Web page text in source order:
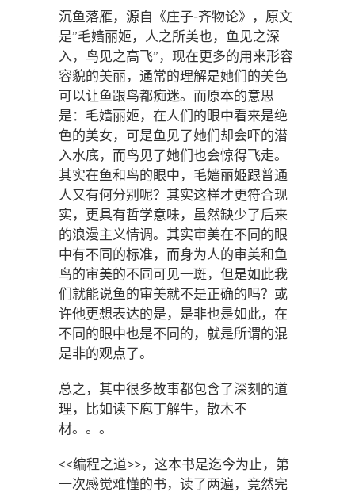
沉鱼落雁，源自《庄子-齐物论》，原文
是”毛嫱丽姬，人之所美也，鱼见之深
入，鸟见之高飞”，现在更多的用来形容
容貌的美丽，通常的理解是她们的美色
可以让鱼跟鸟都痴迷。而原本的意思
是：毛嫱丽姬，在人们的眼中看来是绝
色的美女，可是鱼见了她们却会吓的潜
入水底，而鸟见了她们也会惊得飞走。
其实在鱼和鸟的眼中，毛嫱丽姬跟普通
人又有何分别呢？其实这样才更符合现
实，更具有哲学意味，虽然缺少了后来
的浪漫主义情调。其实审美在不同的眼
中有不同的标准，而身为人的审美和鱼
鸟的审美的不同可见一斑，但是如此我
们就能说鱼的审美就不是正确的吗？或
许他更想表达的是，是非也是如此，在
不同的眼中也是不同的，就是所谓的混
是非的观点了。
总之，其中很多故事都包含了深刻的道
理，比如读下庖丁解牛，散木不
材。。。
<<编程之道>>，这本书是迄今为止，第
一次感觉难懂的书，读了两遍，竟然完